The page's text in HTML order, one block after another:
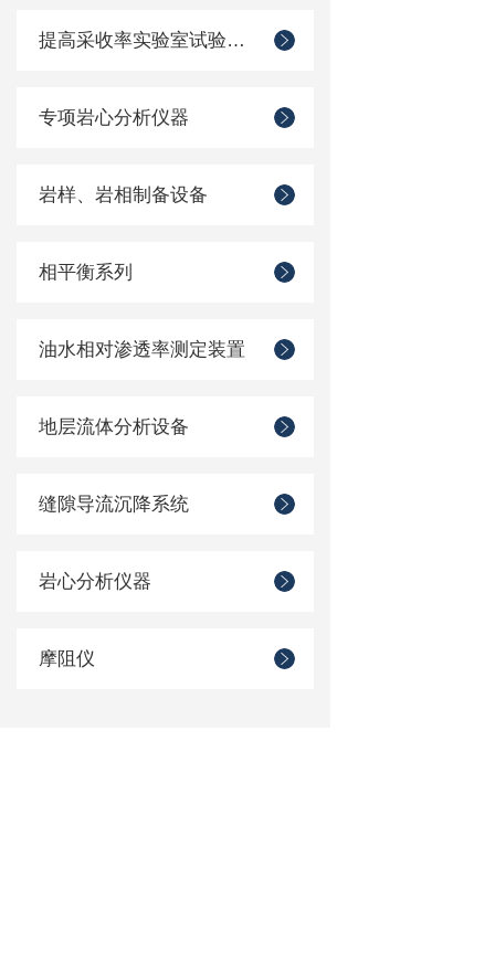
提高采收率实验室试验装置
专项岩心分析仪器
岩样、岩相制备设备
相平衡系列
油水相对渗透率测定装置
地层流体分析设备
缝隙导流沉降系统
岩心分析仪器
摩阻仪